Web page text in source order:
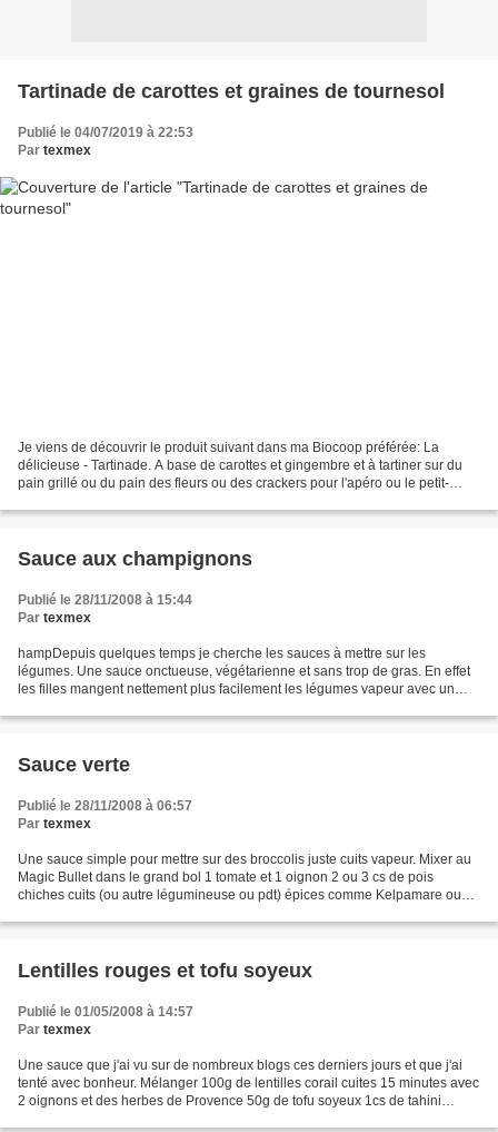
Tartinade de carottes et graines de tournesol
Publié le 04/07/2019 à 22:53
Par texmex
Je viens de découvrir le produit suivant dans ma Biocoop préférée: La
délicieuse - Tartinade. A base de carottes et gingembre et à tartiner sur du
pain grillé ou du pain des fleurs ou des crackers pour l'apéro ou le petit-
Sauce aux champignons
Publié le 28/11/2008 à 15:44
Par texmex
hampDepuis quelques temps je cherche les sauces à mettre sur les
légumes. Une sauce onctueuse, végétarienne et sans trop de gras. En effet
les filles mangent nettement plus facilement les légumes vapeur avec un
Sauce verte
Publié le 28/11/2008 à 06:57
Par texmex
Une sauce simple pour mettre sur des broccolis juste cuits vapeur. Mixer au
Magic Bullet dans le grand bol 1 tomate et 1 oignon 2 ou 3 cs de pois
chiches cuits (ou autre légumineuse ou pdt) épices comme Kelpamare ou
Lentilles rouges et tofu soyeux
Publié le 01/05/2008 à 14:57
Par texmex
Une sauce que j'ai vu sur de nombreux blogs ces derniers jours et que j'ai
tenté avec bonheur. Mélanger 100g de lentilles corail cuites 15 minutes avec
2 oignons et des herbes de Provence 50g de tofu soyeux 1cs de tahini